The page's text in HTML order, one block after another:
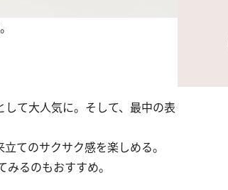
て大人気に。そして、最中の表
てのサクサク感を楽しめる。
るのもおすすめ。